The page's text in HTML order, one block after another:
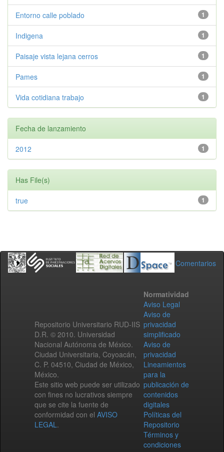
1
Entorno calle poblado
1
Indigena
1
Paisaje vista lejana cerros
1
Pames
1
Vida cotidiana trabajo
Fecha de lanzamiento
1
2012
Has File(s)
1
true
Comentarios
Repositorio Universitario RUD-IIS
D.R. © 2010. Universidad
Nacional Autónoma de México.
Ciudad Universitaria, Coyoacán,
C. P. 04510, Ciudad de México,
México.
Este sitio web puede ser utilizado
con fines no lucrativos siempre
que se cite la fuente de
conformidad con el AVISO
LEGAL.
Normatividad
Aviso Legal
Aviso de
privacidad
simplificado
Aviso de
privacidad
Lineamientos
para la
publicación de
contenidos
digitales
Políticas del
Repositorio
Términos y
condiciones